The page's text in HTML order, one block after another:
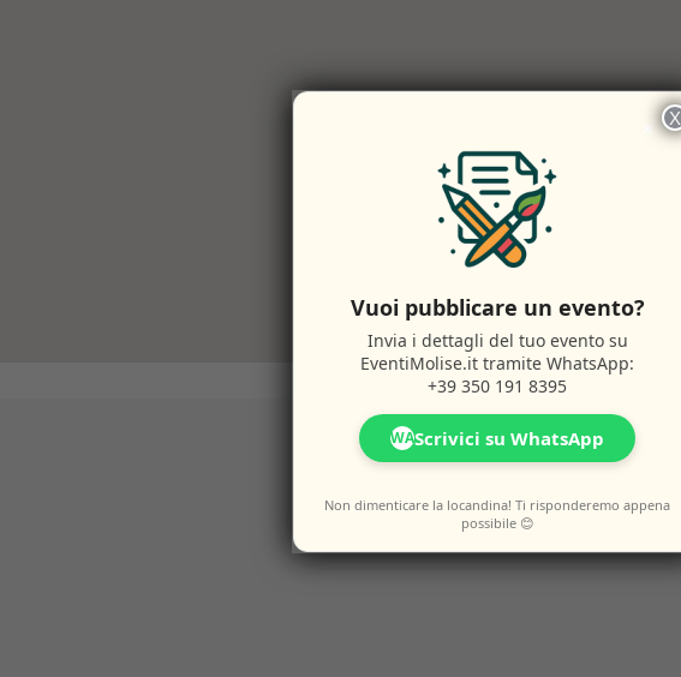
×
Vuoi pubblicare un evento?
Invia i dettagli del tuo evento su
EventiMolise.it tramite WhatsApp:
+39 350 191 8395
WAScrivici su WhatsApp
Non dimenticare la locandina! Ti risponderemo appena
possibile 😊
X